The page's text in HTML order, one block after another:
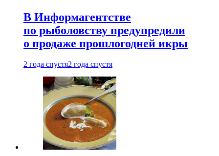
В Информагентстве
по рыболовству предупредили
о продаже прошлогодней икры
2 года спустя2 года спустя